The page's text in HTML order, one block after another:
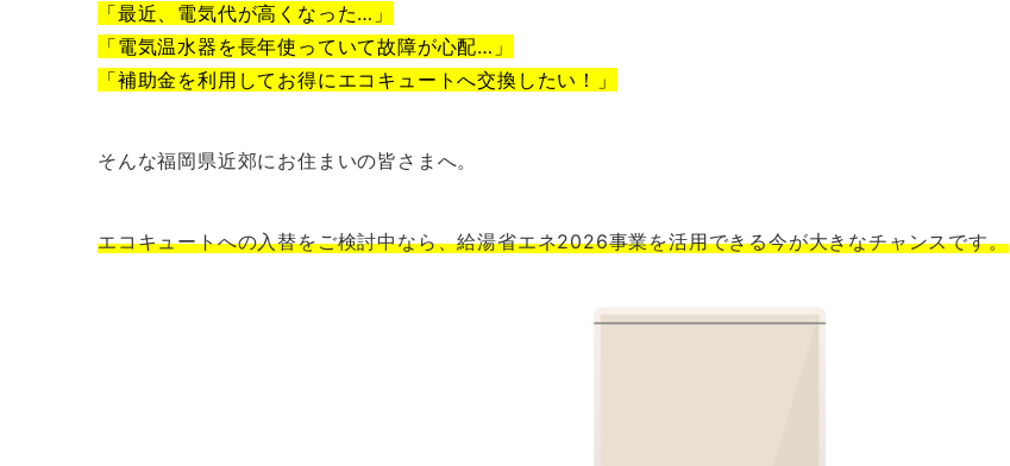
「最近、電気代が高くなった…」
「電気温水器を長年使っていて故障が心配…」
「補助金を利用してお得にエコキュートへ交換したい！」
そんな福岡県近郊にお住まいの皆さまへ。
エコキュートへの入替をご検討中なら、給湯省エネ2026事業を活用できる今が大きなチャンスです。